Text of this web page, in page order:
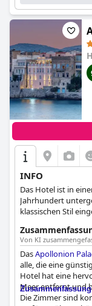
INFO
Das Hotel ist in
Jahrhundert
klassischen Stil
Von KI
DasApollonion
alle, die eine
Hotel hat eine
Meer entfernt und
Die Zimmer sind